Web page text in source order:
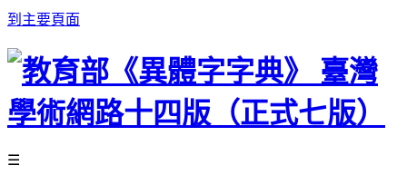
到主要頁面
☰